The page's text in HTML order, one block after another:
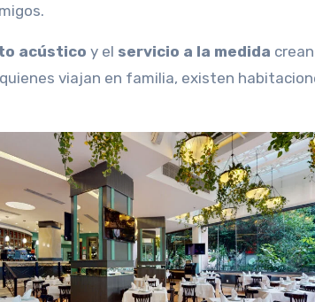
acústico y el servicio a la medida crean
viajan en familia, existen